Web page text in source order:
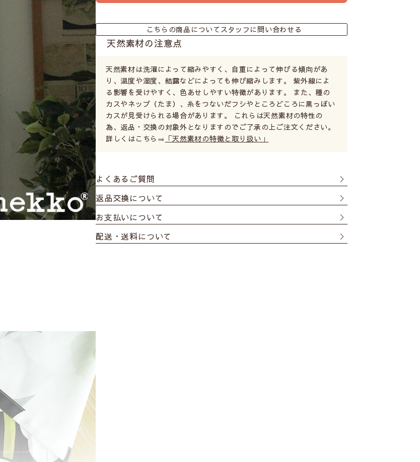
こちらの商品についてスタッフに問い合わせる
天然素材の注意点
天然素材は洗濯によって縮みやすく、自重によって伸びる傾向があ
り、温度や湿度、結露などによっても伸び縮みします。 紫外線によ
る影響を受けやすく、色あせしやすい特徴があります。 また、種の
カスやネップ（たま）、糸をつないだフシやところどころに黒っぽい
カスが見受けられる場合があります。 これらは天然素材の特性の
為、返品・交換の対象外となりますのでご了承の上ご注文ください。
詳しくはこちら⇒ 「天然素材の特徴と取り扱い」
よくあるご質問
返品交換について
お支払いについて
配送・送料について